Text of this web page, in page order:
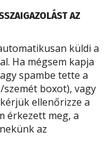
AZ
küldi a
Ha mégsem kapja
spambe tette a
boxot), vagy
ellenőrizze a
érkezett meg, a
az